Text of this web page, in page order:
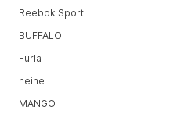
Reebok Sport
BUFFALO
Furla
heine
MANGO